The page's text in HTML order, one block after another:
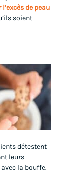
l’excès de peau
soient
détestent
leurs
la bouffe.